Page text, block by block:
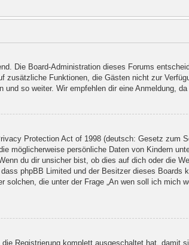
Die Board-Administration dieses Forums
zusätzliche Funktionen, die Gästen nicht zur
und so weiter. Wir empfehlen dir eine Anmeldung,
Protection Act of 1998 (deutsch: Gesetz
möglicherweise persönliche Daten von Kindern
du dir unsicher bist, ob dies auf dich oder die
phpBB Limited und der Besitzer dieses Boards
solchen, die unter der Frage „An wen soll ich
Registrierung komplett ausgeschaltet hat, damit